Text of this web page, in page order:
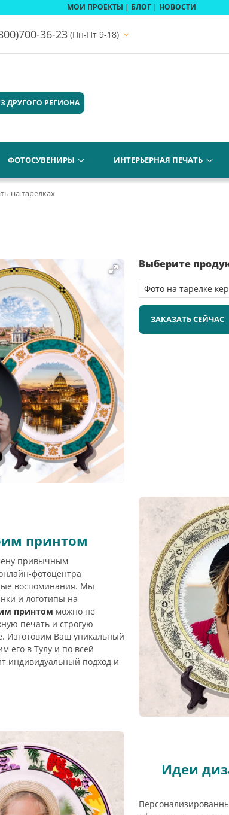
МОИ ПРОЕКТЫ | БЛОГ | НОВОСТИ
36-23 (Пн-Пт 9-18)
ДРУГОГО РЕГИОНА
ФОТОСУВЕНИРЫ ИНТЕРЬЕРНАЯ ПЕЧАТЬ
на тарелках
Выберите
ЗАКАЗАТЬ СЕЙЧАС
принтом
привычным
фотоцентра
воспоминания. Мы
и логотипы на
принтом можно не
печать и строгую
Изготовим Ваш уникальный
его в Тулу и по всей
индивидуальный подход и
Идеи